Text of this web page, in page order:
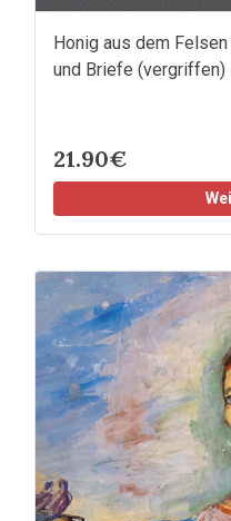
Honig aus dem
und Briefe (vergriffen)
21.90€